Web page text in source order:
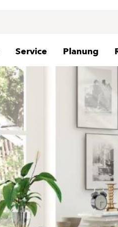
Service Planung